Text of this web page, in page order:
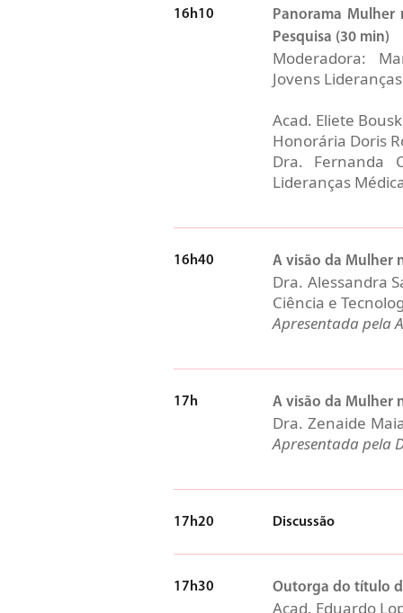
16h10
Panorama
Pesquisa (30 min)
Moderadora:
Jovens
Acad. Eliete
Honorária Doris
Dra. Fernanda
Lideranças
16h40 A visão da Mulher
Dra. Alessandra
Ciência e
Apresentada pela
17h A visão da Mulher
Dra. Zenaide
Apresentada pela
17h20 Discussão
17h30 Outorga do título
Acad. Eduardo